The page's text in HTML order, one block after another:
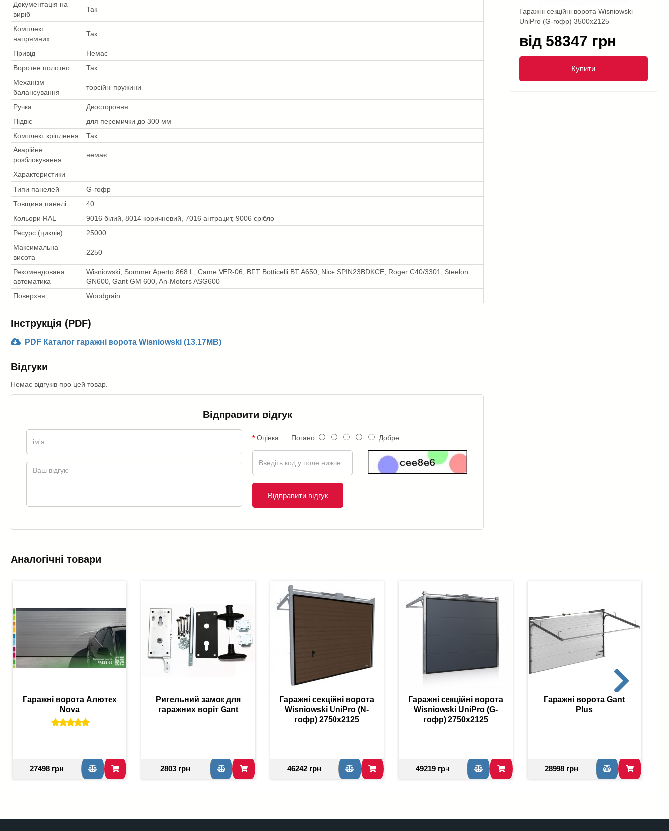
Гаражні секційні ворота Wisniowski
UniPro (G-гофр) 3500x2125
від 58347 грн
Купити
Документація на
виріб
Так
Комплект
напрямних
Так
Привід
Немає
Воротне полотно
Так
Механізм
балансування
торсійні пружини
Ручка
Двостороння
Підвіс
для перемички до 300 мм
Комплект кріплення
Так
Аварійне
розблокування
немає
Характеристики
Типи панелей
G-гофр
Товщина панелі
40
Кольори RAL
9016 білий, 8014 коричневий, 7016 антрацит, 9006 срібло
Ресурс (циклів)
25000
Максимальна
висота
2250
Рекомендована
автоматика
Wisniowski, Sommer Aperto 868 L, Came VER-06, BFT Botticelli BT A650, Nice SPIN23BDKCE, Roger C40/3301, Steelon
GN600, Gant GM 600, An-Motors ASG600
Поверхня
Woodgrain
Інструкція (PDF)
PDF Каталог гаражні ворота Wisniowski (13.17MB)
Відгуки
Немає відгуків про цей товар.
Відправити відгук
Оцінка Погано Добре
Відправити відгук
Аналогічні товари
Гаражні ворота Алютех
Nova
27498 грн
Ригельний замок для
гаражних воріт Gant
2803 грн
Гаражні секційні ворота
Wisniowski UniPro (N-
гофр) 2750x2125
46242 грн
Гаражні секційні ворота
Wisniowski UniPro (G-
гофр) 2750x2125
49219 грн
Гаражні ворота Gant
Plus
28998 грн